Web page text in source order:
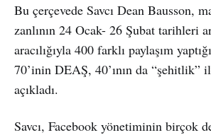
Bu çerçevede Savcı Dean Bausson,
zanlının 24 Ocak- 26 Şubat tarihleri
aracılığıyla 400 farklı paylaşım
70’inin DEAŞ, 40’ının da
açıkladı.
Savcı, Facebook yönetiminin birçok